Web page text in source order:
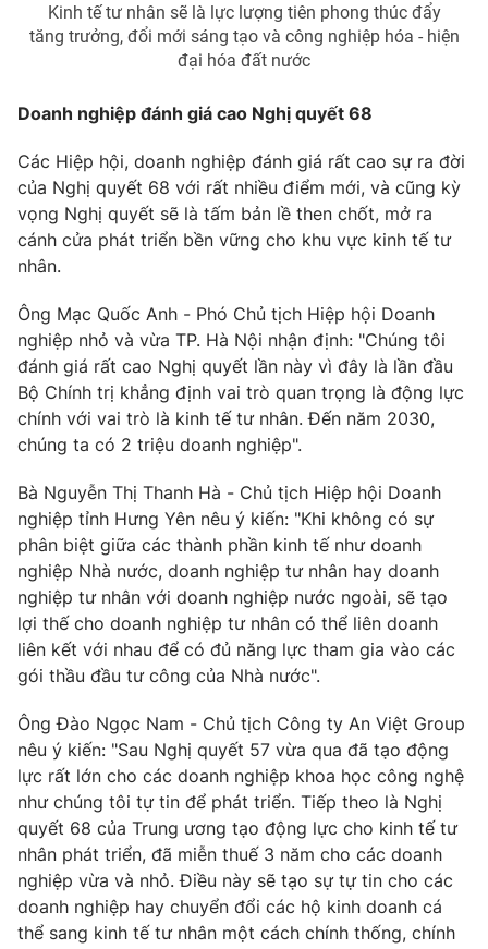
Theo dõi báo trên
Cơ quan chủ quản:Đài Truyền hình Việt Nam
Cơ quan báo chí:
Giấy phép hoạt động báo in và báo điện tử số 483/GP-BTTTT
cấp ngày 29/12/2023
Tổng Biên tập:Vũ Thanh Thủy
Phó Tổng Biên tập:Nguyễn Thị Mỹ Hạnh, Phạm Quốc Thắng,
Nguyễn Trọng Ninh
Tổng đài VTV: 024.38 355 931 - 024.38 355 932
Email:toasoan@vtv.vn
Liên hệ quảng cáo:024-7300.7108
® Cấm sao chép dưới mọi hình thức nếu không có sự chấp
thuận bằng văn bản. Ghi rõ nguồn VTV.vn khi phát hành lại
thông tin từ website này.
Kinh tế tư nhân sẽ là lực lượng tiên phong thúc đẩy
tăng trưởng, đổi mới sáng tạo và công nghiệp hóa - hiện
đại hóa đất nước
Doanh nghiệp đánh giá cao Nghị quyết 68
Các Hiệp hội, doanh nghiệp đánh giá rất cao sự ra đời
của Nghị quyết 68 với rất nhiều điểm mới, và cũng kỳ
vọng Nghị quyết sẽ là tấm bản lề then chốt, mở ra
cánh cửa phát triển bền vững cho khu vực kinh tế tư
nhân.
Ông Mạc Quốc Anh - Phó Chủ tịch Hiệp hội Doanh
nghiệp nhỏ và vừa TP. Hà Nội nhận định: "Chúng tôi
đánh giá rất cao Nghị quyết lần này vì đây là lần đầu
Bộ Chính trị khẳng định vai trò quan trọng là động lực
chính với vai trò là kinh tế tư nhân. Đến năm 2030,
chúng ta có 2 triệu doanh nghiệp".
Bà Nguyễn Thị Thanh Hà - Chủ tịch Hiệp hội Doanh
nghiệp tỉnh Hưng Yên nêu ý kiến: "Khi không có sự
phân biệt giữa các thành phần kinh tế như doanh
nghiệp Nhà nước, doanh nghiệp tư nhân hay doanh
nghiệp tư nhân với doanh nghiệp nước ngoài, sẽ tạo
lợi thế cho doanh nghiệp tư nhân có thể liên doanh
liên kết với nhau để có đủ năng lực tham gia vào các
gói thầu đầu tư công của Nhà nước".
Ông Đào Ngọc Nam - Chủ tịch Công ty An Việt Group
nêu ý kiến: "Sau Nghị quyết 57 vừa qua đã tạo động
lực rất lớn cho các doanh nghiệp khoa học công nghệ
như chúng tôi tự tin để phát triển. Tiếp theo là Nghị
quyết 68 của Trung ương tạo động lực cho kinh tế tư
nhân phát triển, đã miễn thuế 3 năm cho các doanh
nghiệp vừa và nhỏ. Điều này sẽ tạo sự tự tin cho các
doanh nghiệp hay chuyển đổi các hộ kinh doanh cá
thể sang kinh tế tư nhân một cách chính thống, chính